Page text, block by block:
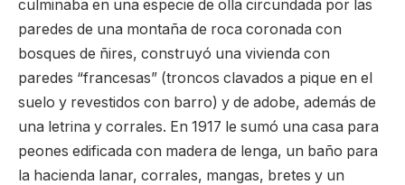
culminaba en una especie de olla circundada por las
paredes de una montaña de roca coronada con
bosques de ñires, construyó una vivienda con
paredes “francesas” (troncos clavados a pique en el
suelo y revestidos con barro) y de adobe, además de
una letrina y corrales. En 1917 le sumó una casa para
peones edificada con madera de lenga, un baño para
la hacienda lanar, corrales, mangas, bretes y un